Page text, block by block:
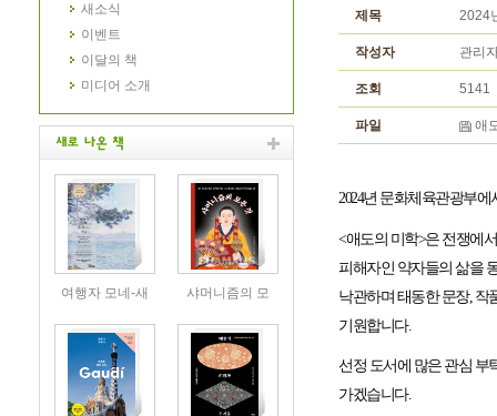
새소식
이벤트
이달의 책
미디어 소개
여행자 모네-새 샤머니즘의 모
제목 2024
작성자 관리
조회 5141
파일 애
2024년 문화체육관광부에
<애도의 미학>은 전쟁에
피해자인 약자들의 삶을
낙관하며 태동한 문장, 작
기원합니다.
선정 도서에 많은 관심 부
가겠습니다.